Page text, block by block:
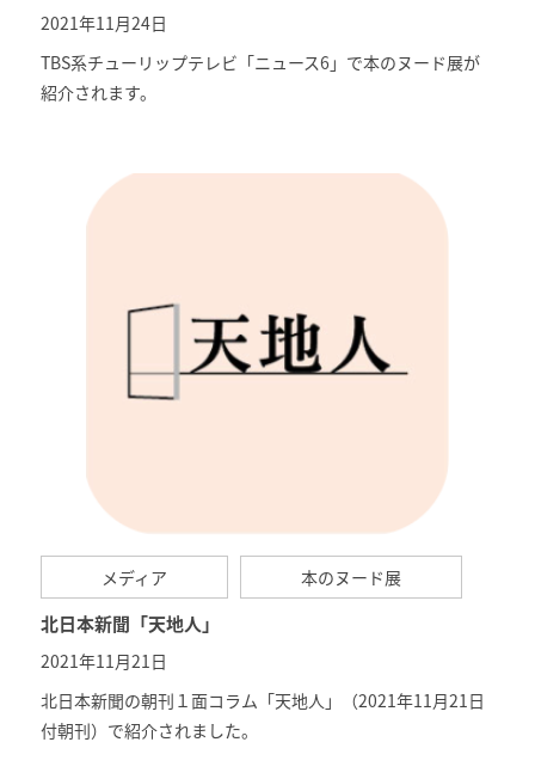
2021年11月24日
TBS系チューリップテレビ「ニュース6 」で本のヌード展が
紹介されます。
メディア 本のヌード展
北日本新聞「天地人」
2021年11月21日
北日本新聞の朝刊１面コラム「天地人 」（2021年11月21日
付朝刊）で紹介されました。